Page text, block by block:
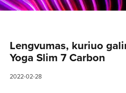
Lengvumas, kuriuo
Yoga Slim 7 Carbon
2022-02-28